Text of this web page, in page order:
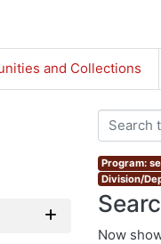
and Collections
Program:
Division/
Now